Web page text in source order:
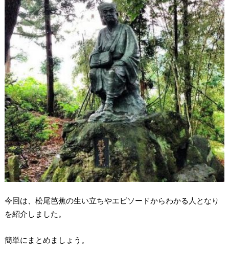
今回は、松尾芭蕉の生い立ちやエピソードからわかる人となり
を紹介しました。
簡単にまとめましょう。